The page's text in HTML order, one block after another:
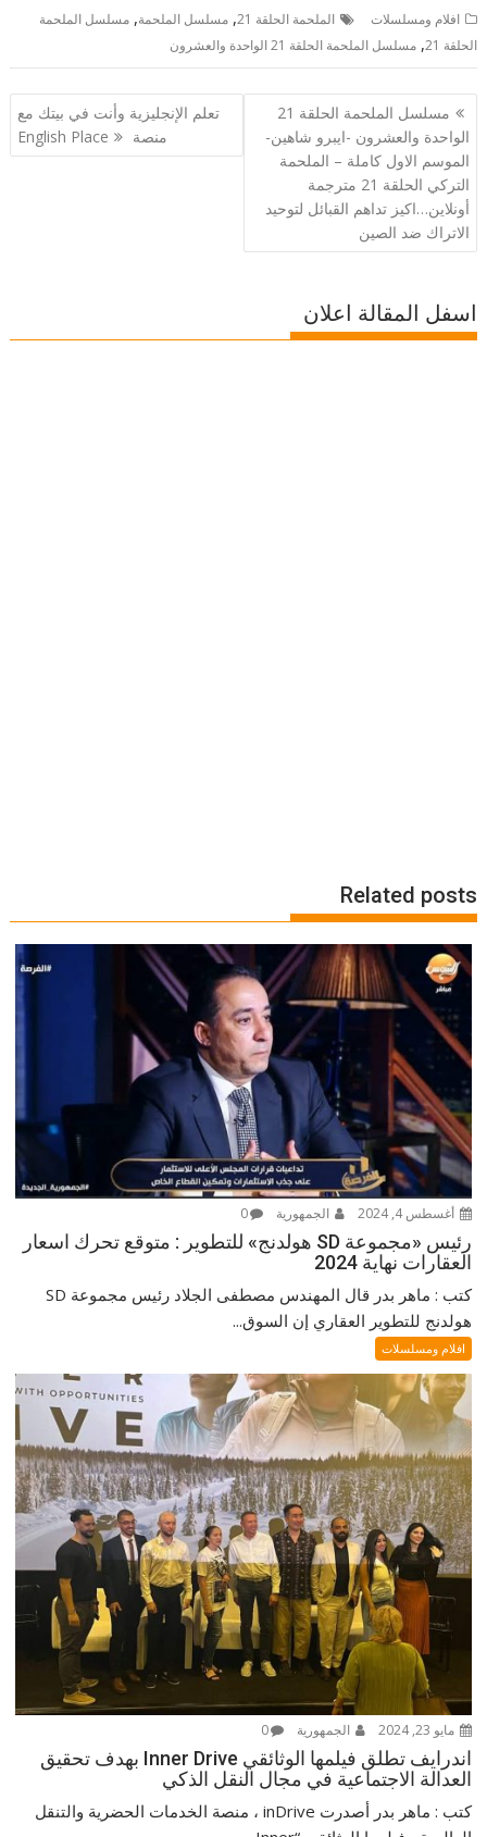
افلام ومسلسلات الملحمة الحلقة 21 ,مسلسل الملحمة,مسلسل الملحمة
الحلقة 21
,مسلسل الملحمة الحلقة 21 الواحدة والعشرون
تصفّح
المقالات
مسلسل الملحمة الحلقة 21
الواحدة والعشرون -ايبرو شاهين-
الموسم الاول كاملة – الملحمة
التركي الحلقة 21 مترجمة
أونلاين…اكيز تداهم القبائل لتوحيد
الاتراك ضد الصين
تعلم الإنجليزية وأنت في بيتك مع
منصة English Place
اسفل المقالة اعلان
Related posts
أغسطس 4, 2024 الجمهورية 0
رئيس «مجموعة SD هولدنج» للتطوير : متوقع تحرك اسعار
العقارات نهاية 2024
كتب : ماهر بدر قال المهندس مصطفى الجلاد رئيس مجموعة SD
هولدنج للتطوير العقاري إن السوق...
افلام ومسلسلات
مايو 23, 2024 الجمهورية 0
اندرايف تطلق فيلمها الوثائقي Inner Drive بهدف تحقيق
العدالة الاجتماعية في مجال النقل الذكي
كتب : ماهر بدر أصدرت inDrive ، منصة الخدمات الحضرية والتنقل